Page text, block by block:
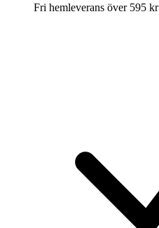
Fri hemleverans över 595 kr